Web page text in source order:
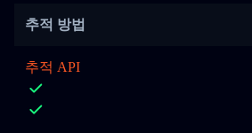
추적 방법
추적 API